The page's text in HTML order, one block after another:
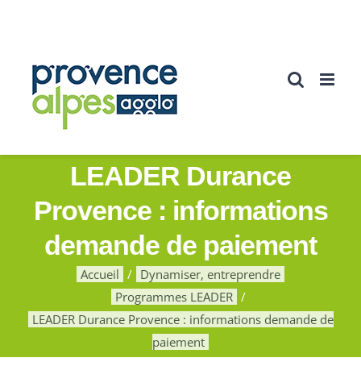
LEADER Durance
Provence : informations
demande de paiement
Accueil
Dynamiser, entreprendre
Programmes LEADER
LEADER Durance Provence : informations demande de
paiement